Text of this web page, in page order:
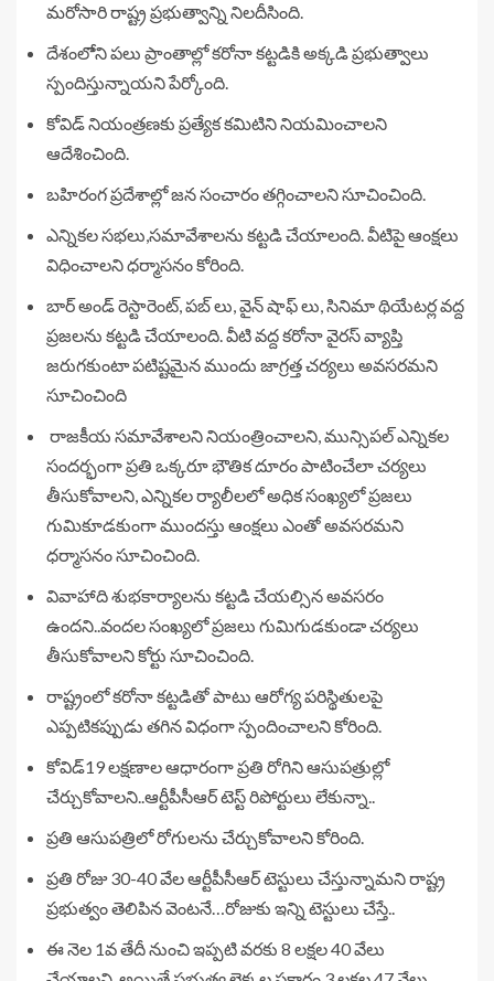
మరోసారి రాష్ట్ర ప్రభుత్వాన్ని నిలదీసింది.
దేశంలోెని పలు ప్రాంతాల్లో కరోనా కట్టడికి అక్కడి ప్రభుత్వాలు
స్పందిస్తున్నాయని పేర్కోంది.
కోవిడ్ నియంత్రణకు ప్రత్యేక కమిటిని నియమించాలని
ఆదేశించింది.
బహిరంగ ప్రదేశాల్లో జన సంచారం తగ్గించాలని సూచించింది.
ఎన్నికల సభలు,సమావేశాలను కట్టడి చేయాలంది. వీటిపై ఆంక్షలు
విధించాలని ధర్మాసనం కోరింది.
బార్ అండ్ రెస్టారెంట్, పబ్ లు, వైన్ షాఫ్ లు, సినిమా థియేటర్ల వద్ద
ప్రజలను కట్టడి చేయాలంది. వీటి వద్ద కరోనా వైరస్ వ్యాప్తి
జరుగకుంటా పటిష్టమైన ముందు జాగ్రత్త చర్యలు అవసరమని
సూచించింది
రాజకీయ సమావేశాలని నియంత్రించాలని, మున్సిపల్ ఎన్నికల
సందర్భంగా ప్రతి ఒక్కరూ భౌతిక దూరం పాటించేలా చర్యలు
తీసుకోవాలని, ఎన్నికల ర్యాలీలలో అధిక సంఖ్యలో ప్రజలు
గుమికూడకుంగా ముందస్తు ఆంక్షలు ఎంతో అవసరమని
ధర్మాసనం సూచించింది.
వివాహాది శుభకార్యాలను కట్టడి చేయల్సిన అవసరం
ఉందని..వందల సంఖ్యలో ప్రజలు గుమిగుడకుండా చర్యలు
తీసుకోవాలని కోర్టు సూచించింది.
రాష్ట్రంలో కరోనా కట్టడితో పాటు ఆరోగ్య పరిస్థితులపై
ఎప్పటికప్పుడు తగిన విధంగా స్పందించాలని కోరింది.
కోవిడ్‌19 లక్షణాల ఆధారంగా ప్రతి రోగిని ఆసుపత్రుల్లో
చేర్చుకోవాలని..ఆర్టీపీసీఆర్ టెస్ట్ రిపోర్టులు లేకున్నా..
ప్రతి ఆసుపత్రిలో రోగులను చేర్చుకోవాలని కోరింది.
ప్రతి రోజు 30‌-40 వేల ఆర్టీపీసీఆర్ టెస్టులు చేస్తున్నామని రాష్ట్ర
ప్రభుత్వం తెలిపిన వెంటనే…రోజుకు ఇన్ని టెస్టులు చేస్తే..
ఈ నెల 1వ తేదీ నుంచి ఇప్పటి వరకు 8 లక్షల 40 వేలు